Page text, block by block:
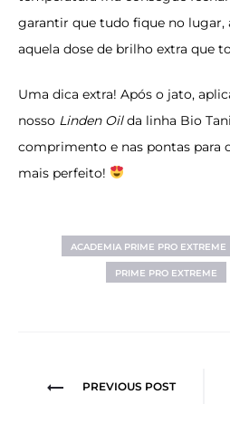
garantir que tudo fique no lugar,
aquela dose de brilho extra que
Uma dica extra! Após o jato,
nosso Linden Oilda linha Bio
comprimento e nas pontas para
mais perfeito!
ACADEMIA PRIME PRO EXTREME
PRIME PRO EXTREME
Navegação
PREVIOUS POST